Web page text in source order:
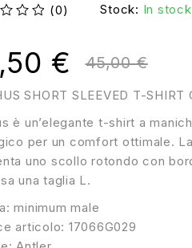
(0) Stock: In stock
SHORT SLEEVED T-SHIRT
è un’elegante t-shirt a
per un comfort ottimale.
uno scollo rotondo con
una taglia L.
minimum male
articolo: 17066G029
45,00€
€